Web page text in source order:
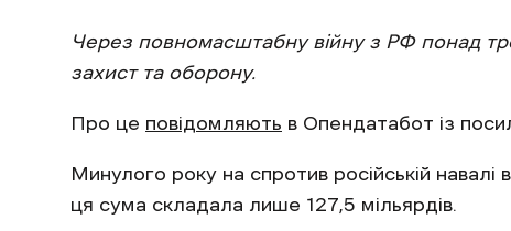
Через повномасштабну війну з РФ понад
захист та оборону.
Про це повідомляють в Опендатабот із
Минулого року на спротив російській
ця сума складала лише 127,5 мільярдів.